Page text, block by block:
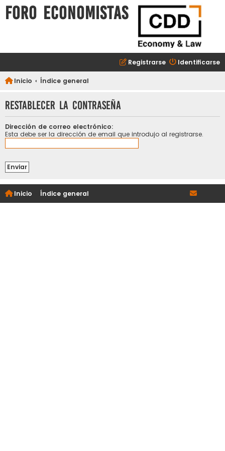
FORO ECONOMISTAS
Identificarse
Registrarse
Inicio Índice general
Restablecer la contraseña
Dirección de correo electrónico:
Esta debe ser la dirección de email que introdujo al registrarse.
Inicio Índice general